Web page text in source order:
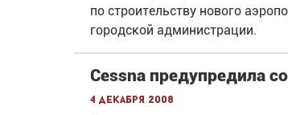
по строительству нового
городской администрации.
Cessna предупредила
4 декабря 2008